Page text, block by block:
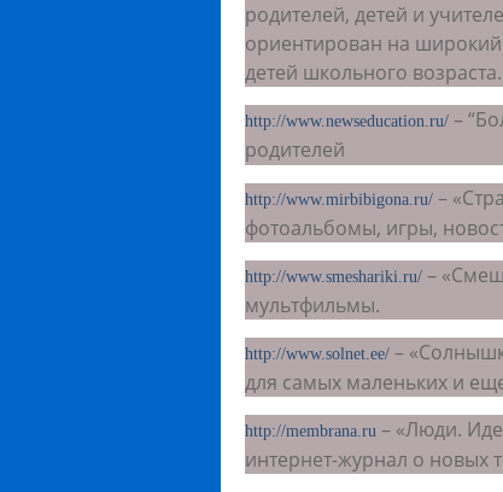
родителей, детей и
ориентирован на широкий
детей школьного возраста.
http://www.newseducation.ru/ –
родителей
http://www.mirbibigona.ru/ –
фотоальбомы, игры,
http://www.smeshariki.ru/ –
мультфильмы.
http://www.solnet.ee/ –
для самых маленьких и
http://membrana.ru – «Люди.
интернет-журнал о новых